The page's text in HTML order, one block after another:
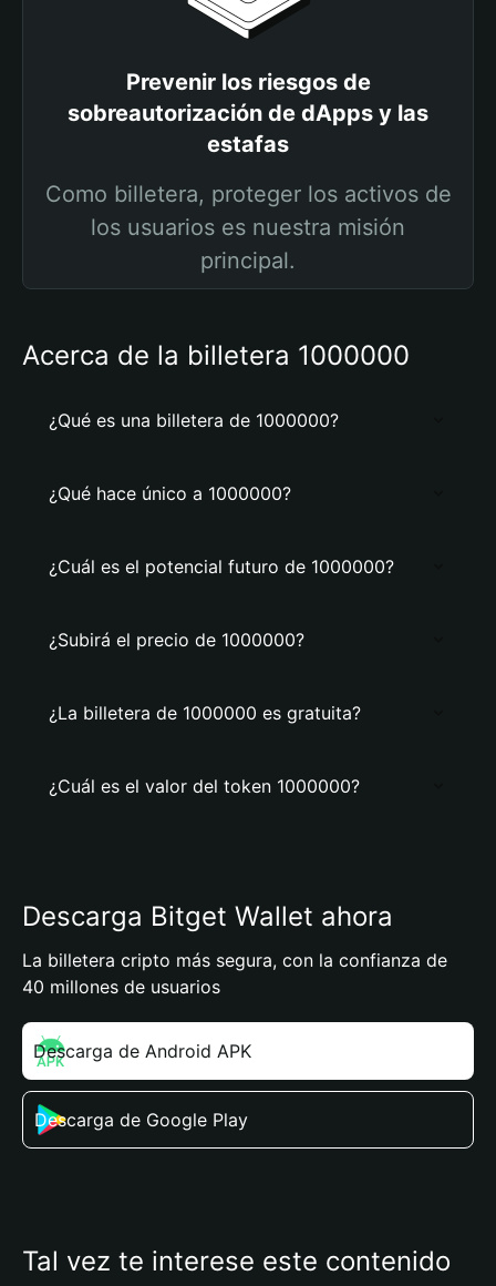
Prevenir los riesgos de
sobreautorización de dApps y las
estafas
Como billetera, proteger los activos de
los usuarios es nuestra misión
principal.
Acerca de la billetera 1000000
¿Qué es una billetera de 1000000?
¿Qué hace único a 1000000?
¿Cuál es el potencial futuro de 1000000?
¿Subirá el precio de 1000000?
¿La billetera de 1000000 es gratuita?
¿Cuál es el valor del token 1000000?
Descarga Bitget Wallet ahora
La billetera cripto más segura, con la confianza de
40 millones de usuarios
Descarga de Android APK
Descarga de Google Play
Tal vez te interese este contenido